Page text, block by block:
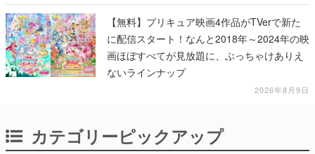
【無料】プリキュア映画4作品がTVerで新た
に配信スタート！なんと2018年～2024年の映
画ほぼすべてが見放題に、ぶっちゃけありえ
ないラインナップ
2026年8月9日
カテゴリーピックアップ